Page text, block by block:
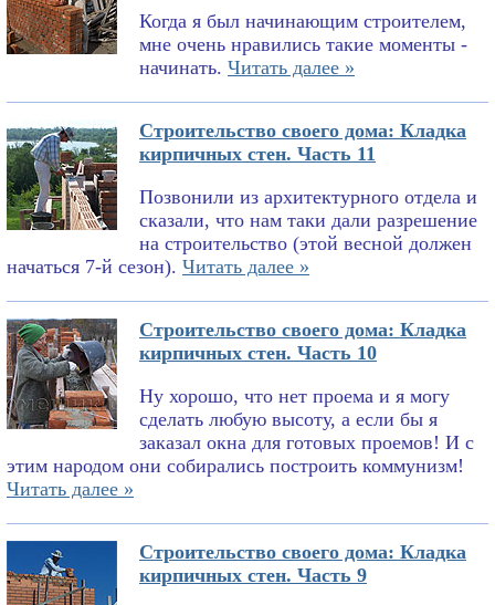
Когда я был начинающим строителем,
мне очень нравились такие моменты -
начинать. Читать далее »
Строительство своего дома: Кладка
кирпичных стен. Часть 11
Позвонили из архитектурного отдела и
сказали, что нам таки дали разрешение
на строительство (этой весной должен
начаться 7-й сезон). Читать далее »
Строительство своего дома: Кладка
кирпичных стен. Часть 10
Ну хорошо, что нет проема и я могу
сделать любую высоту, а если бы я
заказал окна для готовых проемов! И с
этим народом они собирались построить коммунизм!
Читать далее »
Строительство своего дома: Кладка
кирпичных стен. Часть 9